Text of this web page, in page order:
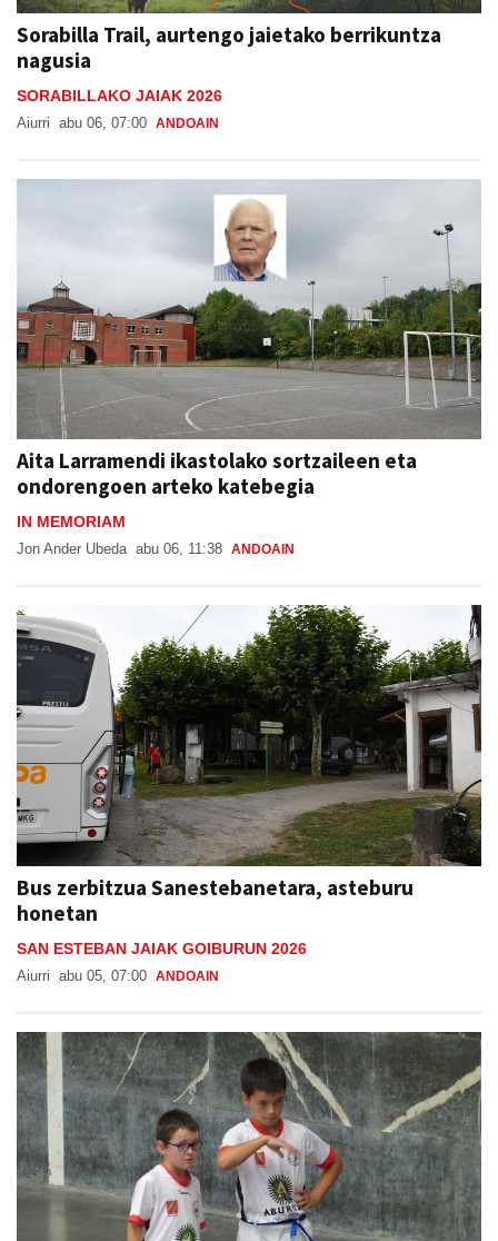
Sorabilla Trail, aurtengo jaietako berrikuntza
nagusia
SORABILLAKO JAIAK 2026
Aiurri abu 06, 07:00 ANDOAIN
Aita Larramendi ikastolako sortzaileen eta
ondorengoen arteko katebegia
IN MEMORIAM
Jon Ander Ubeda abu 06, 11:38 ANDOAIN
Bus zerbitzua Sanestebanetara, asteburu
honetan
SAN ESTEBAN JAIAK GOIBURUN 2026
Aiurri abu 05, 07:00 ANDOAIN